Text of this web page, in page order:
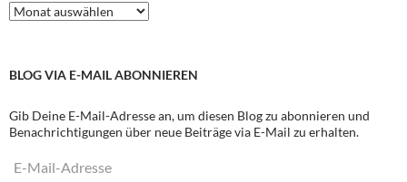
Archive
BLOG VIA E-MAIL ABONNIEREN
Gib Deine E-Mail-Adresse an, um diesen Blog zu abonnieren und
Benachrichtigungen über neue Beiträge via E-Mail zu erhalten.
E-